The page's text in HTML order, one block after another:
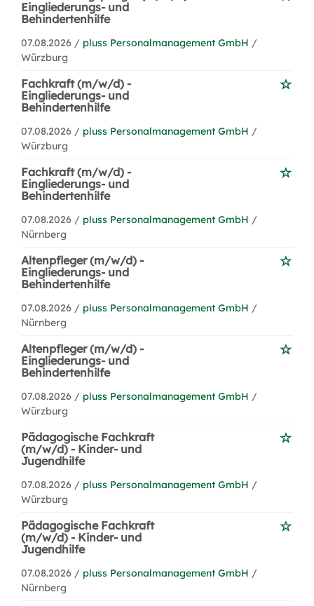
Eingliederungs- und
Behindertenhilfe
07.08.2026 / pluss Personalmanagement GmbH /
Würzburg
Fachkraft (m/w/d) -
Eingliederungs- und
Behindertenhilfe
07.08.2026 / pluss Personalmanagement GmbH /
Würzburg
Fachkraft (m/w/d) -
Eingliederungs- und
Behindertenhilfe
07.08.2026 / pluss Personalmanagement GmbH /
Nürnberg
Altenpfleger (m/w/d) -
Eingliederungs- und
Behindertenhilfe
07.08.2026 / pluss Personalmanagement GmbH /
Nürnberg
Altenpfleger (m/w/d) -
Eingliederungs- und
Behindertenhilfe
07.08.2026 / pluss Personalmanagement GmbH /
Würzburg
Pädagogische Fachkraft
(m/w/d) - Kinder- und
Jugendhilfe
07.08.2026 / pluss Personalmanagement GmbH /
Würzburg
Pädagogische Fachkraft
(m/w/d) - Kinder- und
Jugendhilfe
07.08.2026 / pluss Personalmanagement GmbH /
Nürnberg